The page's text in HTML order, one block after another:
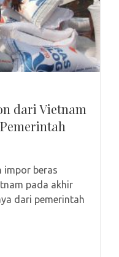
dari Vietnam
impor beras
pada akhir
dari pemerintah